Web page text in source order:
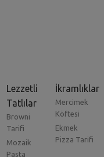
Lezzetli
Tatlılar
Browni
Tarifi
Mozaik
Pasta
İkramlıklar
Mercimek
Köftesi
Ekmek
Pizza Tarifi